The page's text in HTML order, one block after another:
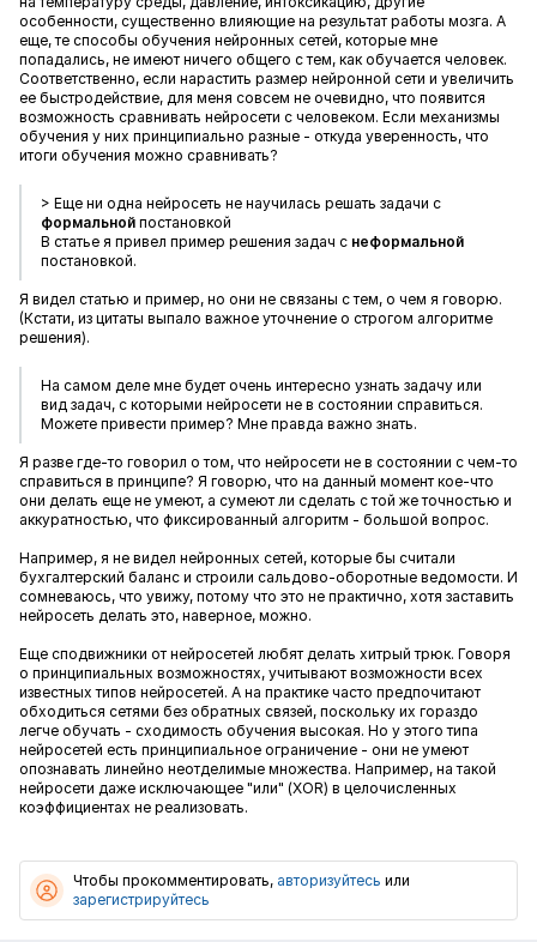
особенности, существенно влияющие на результат работы мозга. А
еще, те способы обучения нейронных сетей, которые мне
попадались, не имеют ничего общего с тем, как обучается человек.
Соответственно, если нарастить размер нейронной сети и увеличить
ее быстродействие, для меня совсем не очевидно, что появится
возможность сравнивать нейросети с человеком. Если механизмы
обучения у них принципиально разные - откуда уверенность, что
итоги обучения можно сравнивать?
> Еще ни одна нейросеть не научилась решать задачи с
формальной постановкой
В статье я привел пример решения задач с неформальной
постановкой.
Я видел статью и пример, но они не связаны с тем, о чем я говорю.
(Кстати, из цитаты выпало важное уточнение о строгом алгоритме
решения).
На самом деле мне будет очень интересно узнать задачу или
вид задач, с которыми нейросети не в состоянии справиться.
Можете привести пример? Мне правда важно знать.
Я разве где-то говорил о том, что нейросети не в состоянии с чем-то
справиться в принципе? Я говорю, что на данный момент кое-что
они делать еще не умеют, а сумеют ли сделать с той же точностью и
аккуратностью, что фиксированный алгоритм - большой вопрос.
Например, я не видел нейронных сетей, которые бы считали
бухгалтерский баланс и строили сальдово-оборотные ведомости. И
сомневаюсь, что увижу, потому что это не практично, хотя заставить
нейросеть делать это, наверное, можно.
Еще сподвижники от нейросетей любят делать хитрый трюк. Говоря
о принципиальных возможностях, учитывают возможности всех
известных типов нейросетей. А на практике часто предпочитают
обходиться сетями без обратных связей, поскольку их гораздо
легче обучать - сходимость обучения высокая. Но у этого типа
нейросетей есть принципиальное ограничение - они не умеют
опознавать линейно неотделимые множества. Например, на такой
нейросети даже исключающее "или" (XOR) в целочисленных
коэффициентах не реализовать.
Чтобы прокомментировать, авторизуйтесь или
зарегистрируйтесь